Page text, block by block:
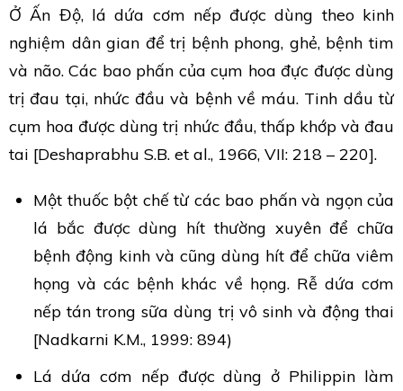
Ở Ấn Độ, lá dứa cơm nếp được dùng theo kinh
nghiệm dân gian để trị bệnh phong, ghẻ, bệnh tim
và não. Các bao phấn của cụm hoa đực được dùng
trị đau tại, nhức đầu và bệnh về máu. Tinh dầu từ
cụm hoa được dùng trị nhức đầu, thấp khớp và đau
tai [Deshaprabhu S.B. et al., 1966, VII: 218 – 220].
Một thuốc bột chế từ các bao phấn và ngọn của
lá bắc được dùng hít thường xuyên để chữa
bệnh động kinh và cũng dùng hít để chữa viêm
họng và các bệnh khác về họng. Rễ dứa cơm
nếp tán trong sữa dùng trị vô sinh và động thai
[Nadkarni K.M., 1999: 894)
Lá dứa cơm nếp được dùng ở Philippin làm